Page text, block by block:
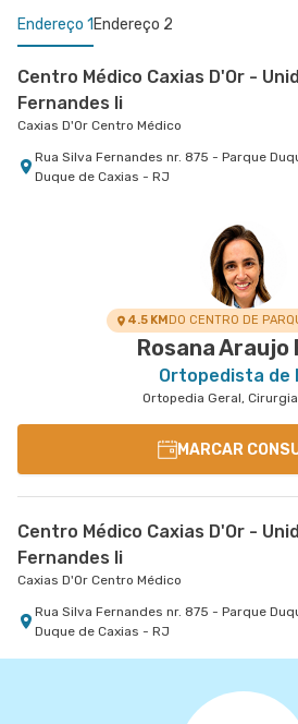
Endereço 1 Endereço 2
Centro Médico Caxias D'Or -
Fernandes Ii
Caxias D'Or Centro Médico
Rua Silva Fernandes nr. 875 - Parque
Duque de Caxias - RJ
Rua Mariz e Barros nr. 550 - Icarai, Niteroi
4.5 KMDO CENTRO DE
Rosana Araujo
Ortopedista de
Ortopedia Geral,
MARCAR
Centro Médico Caxias D'Or -
Fernandes Ii
Caxias D'Or Centro Médico
Rua Silva Fernandes nr. 875 - Parque
Duque de Caxias - RJ